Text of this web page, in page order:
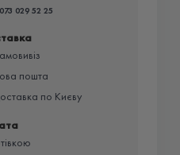
073 029 52 25
пошта
по Києву